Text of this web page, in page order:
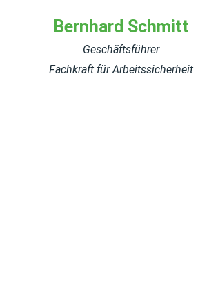
Bernhard Schmitt
Geschäftsführer
Fachkraft für Arbeitssicherheit